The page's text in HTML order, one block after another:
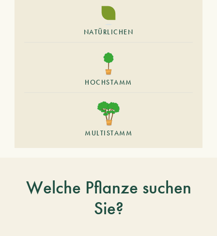
NATÜRLICHEN
HOCHSTAMM
MULTISTAMM
Welche Pflanze suchen
Sie?